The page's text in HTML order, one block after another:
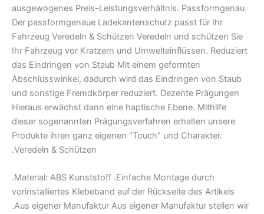
ausgewogenes Preis-Leistungsverhältnis. Passformgenau
Der passformgenaue Ladekantenschutz passt für Ihr
Fahrzeug Veredeln & Schützen Veredeln und schützen Sie
Ihr Fahrzeug vor Kratzern und Umwelteinflüssen. Reduziert
das Eindringen von Staub Mit einem geformten
Abschlusswinkel, dadurch wird das Eindringen von Staub
und sonstige Fremdkörper reduziert. Dezente Prägungen
Hieraus erwächst dann eine haptische Ebene. Mithilfe
dieser sogenannten Prägungsverfahren erhalten unsere
Produkte ihren ganz eigenen “Touch” und Charakter.
.Veredeln & Schützen
.Material: ABS Kunststoff .Einfache Montage durch
vorinstalliertes Klebeband auf der Rückseite des Artikels
.Aus eigener Manufaktur Aus eigener Manufaktur stellen wir